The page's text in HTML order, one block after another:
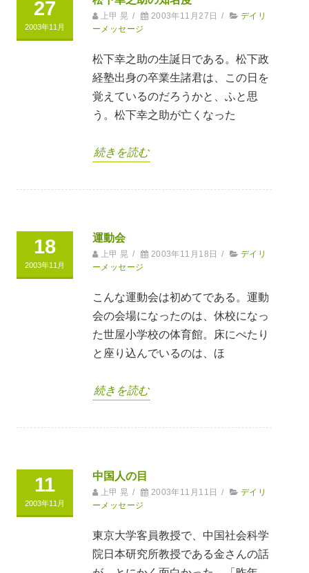
27
2003年11月
上甲 晃 / 2003年11月27日 /
デイリ
ーメッセージ
松下幸之助の生誕日である。松下政
経塾出身の卒業生諸君は、この日を
覚えているのだろうかと、ふと思
う。松下幸之助が亡くなった
続きを読む
18
2003年11月
運動会
上甲 晃 / 2003年11月18日 /
デイリ
ーメッセージ
こんな運動会は初めてである。運動
会の会場になったのは、休校になっ
た世屋小学校の体育館。床にぺたり
と座り込んでいるのは、ほ
続きを読む
11
2003年11月
中国人の目
上甲 晃 / 2003年11月11日 /
デイリ
ーメッセージ
東京大学客員教授で、中国社会科学
院日本研究所教授である金さんの話